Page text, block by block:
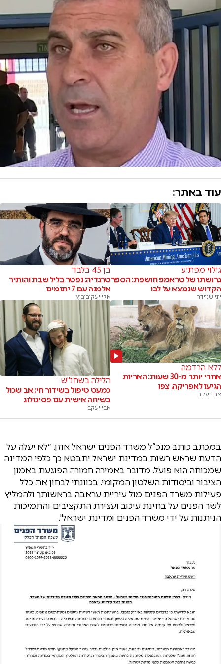
עוד באתר:
גילוי מפתיע
גרושתו של טראמפ חושפת: הספר
הקדוש שנמצא על לבו
יוני שניידר
בן 45 בלבד
טרגדיה: נפטר בליל שבת והותיר
אלמנה עם 7 יתומים
אלי יעקובוביץ
ללא הרדמה
אחרי יותר מ-30 שעות: האריות
הגיעו לאפריקה. צפו
אבי יעקב
הלילה בשחנ"ש
כמעט טיפול בשידור חי: אב שכול
בשיחה אישית עם פסיכולוג
אבי יעקב
במכתב כותב מנכ”ל משרד הפנים ישראל אוזן. ״לא יעלה על
הדעת שראש רשות במדינת ישראל יתבטא כך כלפי המדינה
שמכוחה הוא פועל. מדובר באמירה חמורה הפוגעת באמון
הציבור וביסודות השלטון המקומי. בכוונתי לבחון את כלל
פעילות משרד הפנים מול עיריית עראבה בראשותך ולהמליץ
לשר הפנים על בחינת עיכוב ועצירת התקציבים והתמיכות
הניתנות על ידי משרד הפנים ומדינת ישראל".